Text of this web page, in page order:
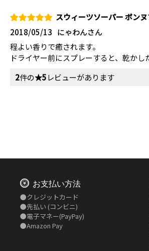
スウィーツソーパー ボン
にゃわんさん
2018/05/13
程よい香りで癒されます。
ドライヤー前にスプレーすると、乾か
2件の★5レビューがあります
お支払い方法
●クレジットカード
●先払い (コンビニ)
●電子マネー(PayPay)
●Amazon Pay